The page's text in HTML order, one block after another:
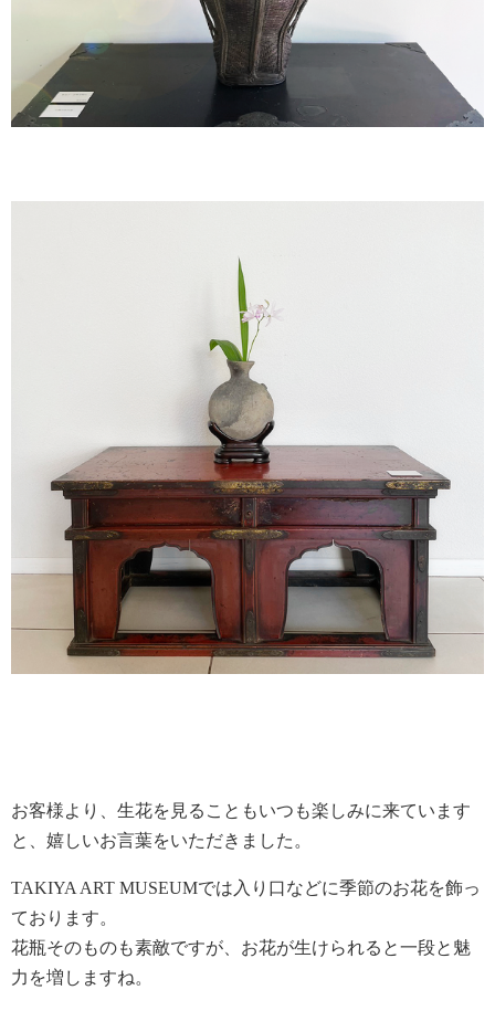
お客様より、生花を見ることもいつも楽しみに来ています
と、嬉しいお言葉をいただきました。
TAKIYA ART MUSEUMでは入り口などに季節のお花を飾っ
ております。
花瓶そのものも素敵ですが、お花が生けられると一段と魅
力を増しますね。